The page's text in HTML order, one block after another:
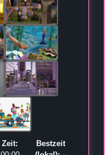
Zeit:
Bestzeit